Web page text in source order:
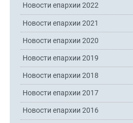
Новости епархии 2022
Новости епархии 2021
Новости епархии 2020
Новости епархии 2019
Новости епархии 2018
Новости епархии 2017
Новости епархии 2016